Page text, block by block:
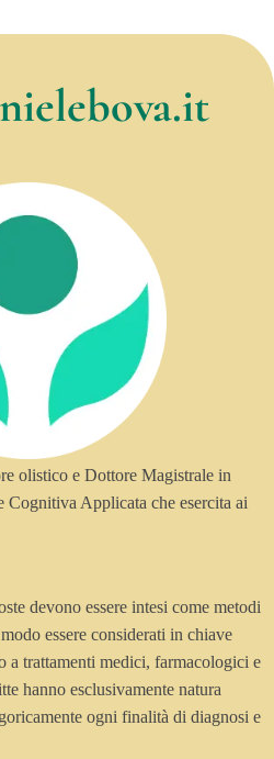
olistico e Dottore Magistrale in
Cognitiva Applicata che esercita ai
devono essere intesi come metodi
essere considerati in chiave
a trattamenti medici, farmacologici e
hanno esclusivamente natura
ogni finalità di diagnosi e